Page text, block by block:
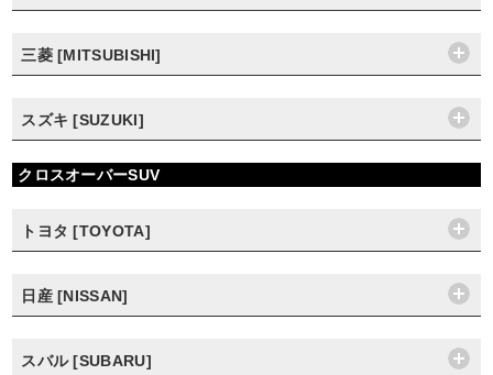
三菱 [MITSUBISHI]
スズキ [SUZUKI]
クロスオーバーSUV
トヨタ [TOYOTA]
日産 [NISSAN]
スバル [SUBARU]